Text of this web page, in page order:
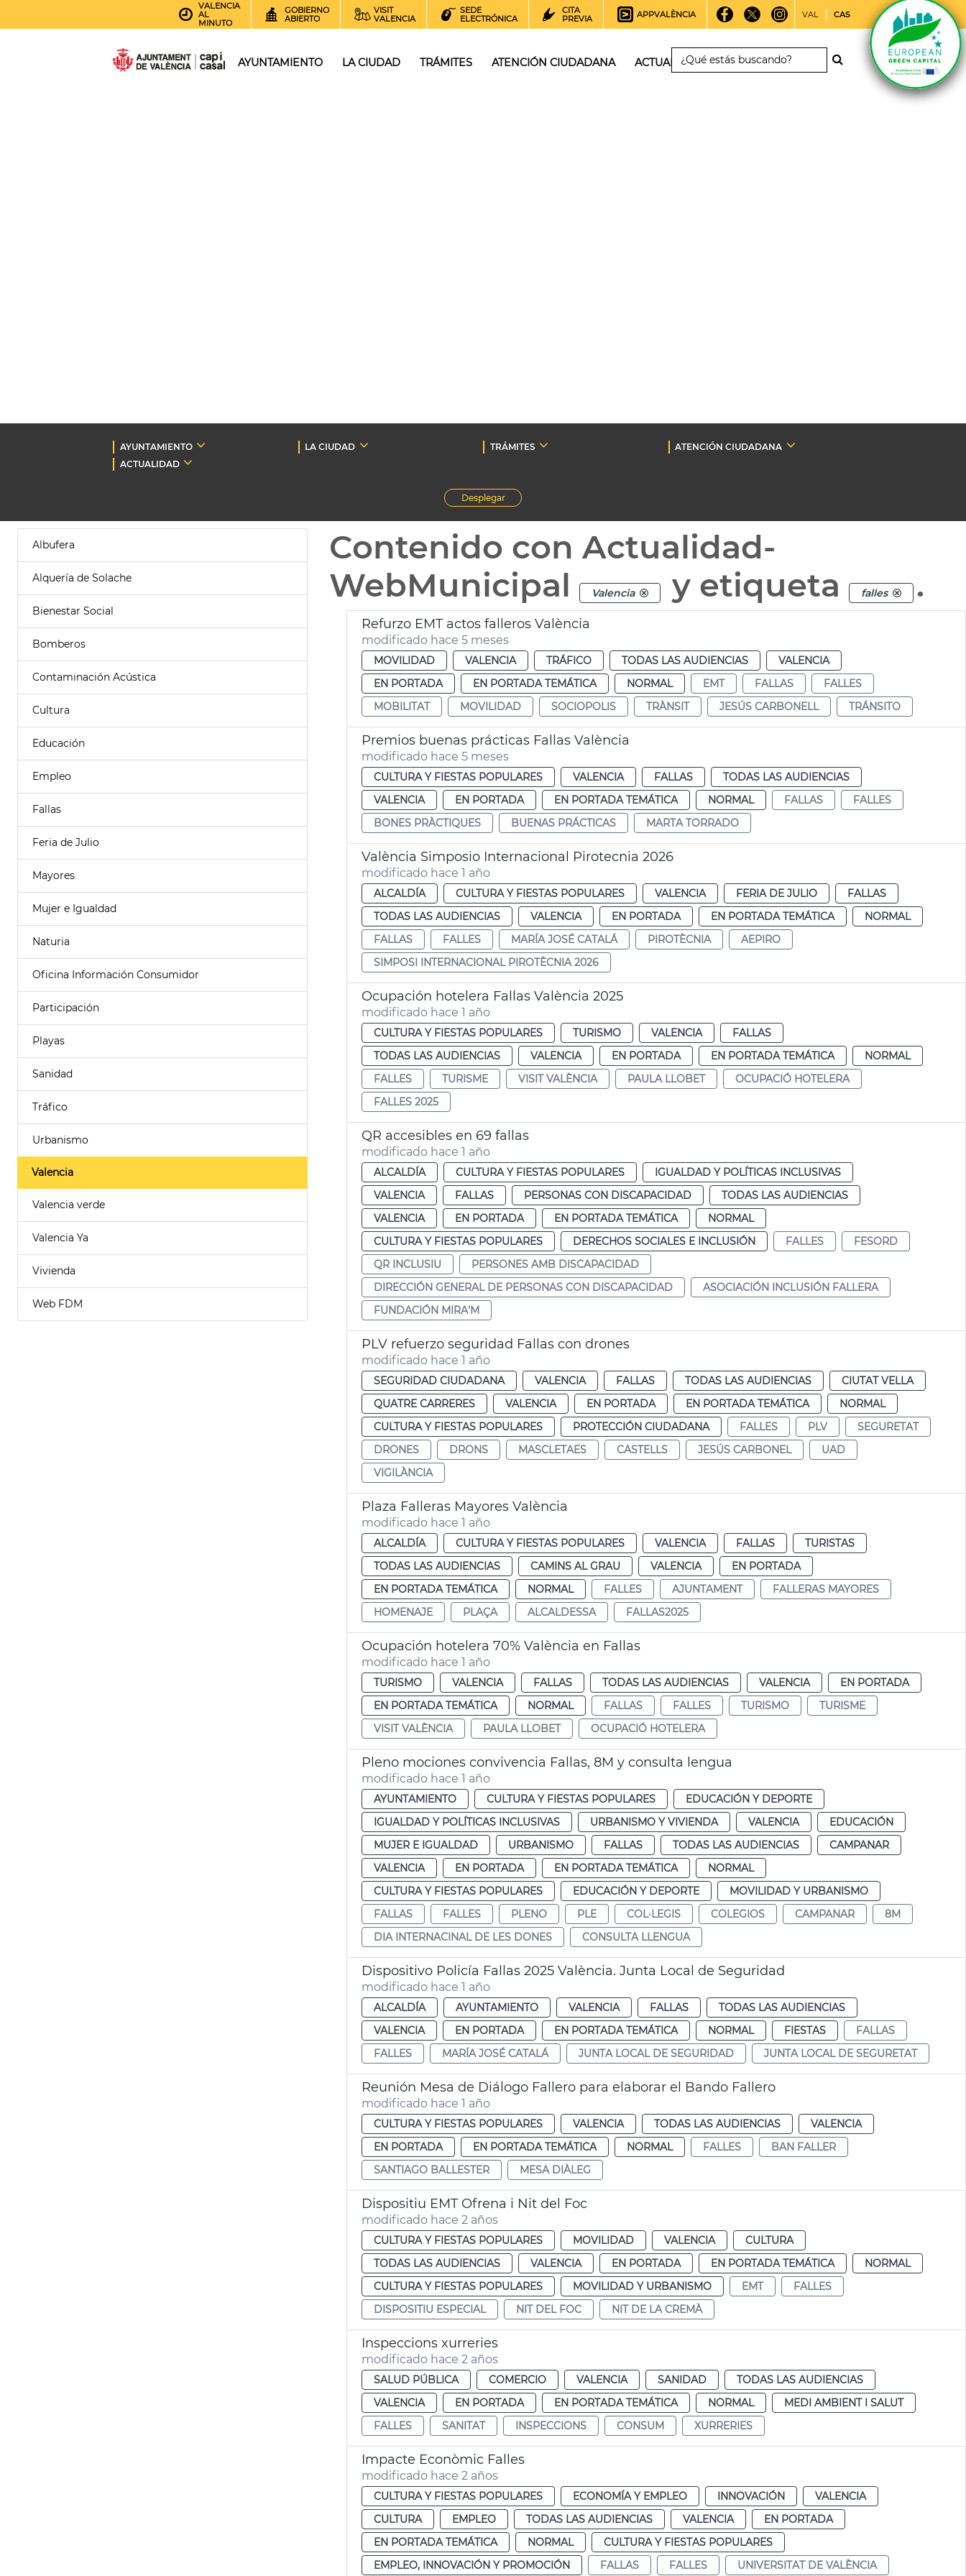
VALENCIA
AL
MINUTO
GOBIERNO
ABIERTO
VISIT
VALENCIA
SEDE
ELECTRÓNICA
CITA
PREVIA
APPVALÈNCIA VAL CAS
AYUNTAMIENTO LA CIUDAD TRÁMITES ATENCIÓN CIUDADANA ACTUALIDAD
AYUNTAMIENTO LA CIUDAD TRÁMITES
ATENCIÓN CIUDADANA
ACTUALIDAD
Desplegar
Albufera
Alquería de Solache
Bienestar Social
Bomberos
Contaminación Acústica
Cultura
Educación
Empleo
Fallas
Feria de Julio
Mayores
Mujer e Igualdad
Naturia
Oficina Información Consumidor
Participación
Playas
Sanidad
Tráfico
Urbanismo
Valencia
Valencia verde
Valencia Ya
Vivienda
Web FDM
Contenido con Actualidad-
WebMunicipal
Valencia y etiqueta falles .
Refurzo EMT actos falleros València
modificado hace 5 meses
MOVILIDAD VALENCIA TRÁFICO TODAS LAS AUDIENCIAS
VALENCIA
EN PORTADA
EN PORTADA TEMÁTICA NORMAL EMT FALLAS
FALLES
MOBILITAT
MOVILIDAD SOCIOPOLIS TRÀNSIT JESÚS CARBONELL TRÁNSITO
Premios buenas prácticas Fallas València
modificado hace 5 meses
CULTURA Y FIESTAS POPULARES VALENCIA FALLAS
TODAS LAS AUDIENCIAS
VALENCIA
EN PORTADA EN PORTADA TEMÁTICA NORMAL FALLAS
FALLES
BONES PRÀCTIQUES
BUENAS PRÁCTICAS MARTA TORRADO
València Simposio Internacional Pirotecnia 2026
modificado hace 1 año
ALCALDÍA CULTURA Y FIESTAS POPULARES VALENCIA FERIA DE JULIO
FALLAS
TODAS LAS AUDIENCIAS
VALENCIA EN PORTADA EN PORTADA TEMÁTICA
NORMAL
FALLAS
FALLES MARÍA JOSÉ CATALÁ PIROTÈCNIA
AEPIRO
SIMPOSI INTERNACIONAL PIROTÈCNIA 2026
Ocupación hotelera Fallas València 2025
modificado hace 1 año
CULTURA Y FIESTAS POPULARES TURISMO VALENCIA
FALLAS
TODAS LAS AUDIENCIAS
VALENCIA EN PORTADA EN PORTADA TEMÁTICA
NORMAL
FALLES
TURISME VISIT VALÈNCIA PAULA LLOBET
OCUPACIÓ HOTELERA
FALLES 2025
QR accesibles en 69 fallas
modificado hace 1 año
ALCALDÍA CULTURA Y FIESTAS POPULARES
IGUALDAD Y POLÍTICAS INCLUSIVAS
VALENCIA
FALLAS PERSONAS CON DISCAPACIDAD
TODAS LAS AUDIENCIAS
VALENCIA
EN PORTADA EN PORTADA TEMÁTICA
NORMAL
CULTURA Y FIESTAS POPULARES
DERECHOS SOCIALES E INCLUSIÓN FALLES
FESORD
QR INCLUSIU
PERSONES AMB DISCAPACIDAD
DIRECCIÓN GENERAL DE PERSONAS CON DISCAPACIDAD
ASOCIACIÓN INCLUSIÓN FALLERA
FUNDACIÓN MIRA’M
PLV refuerzo seguridad Fallas con drones
modificado hace 1 año
SEGURIDAD CIUDADANA VALENCIA FALLAS TODAS LAS AUDIENCIAS
CIUTAT VELLA
QUATRE CARRERES
VALENCIA EN PORTADA EN PORTADA TEMÁTICA
NORMAL
CULTURA Y FIESTAS POPULARES
PROTECCIÓN CIUDADANA FALLES PLV
SEGURETAT
DRONES
DRONS MASCLETAES CASTELLS JESÚS CARBONEL
UAD
VIGILÀNCIA
Plaza Falleras Mayores València
modificado hace 1 año
ALCALDÍA CULTURA Y FIESTAS POPULARES VALENCIA FALLAS
TURISTAS
TODAS LAS AUDIENCIAS
CAMINS AL GRAU VALENCIA
EN PORTADA
EN PORTADA TEMÁTICA
NORMAL FALLES AJUNTAMENT
FALLERAS MAYORES
HOMENAJE
PLAÇA ALCALDESSA FALLAS2025
Ocupación hotelera 70% València en Fallas
modificado hace 1 año
TURISMO VALENCIA FALLAS TODAS LAS AUDIENCIAS VALENCIA
EN PORTADA
EN PORTADA TEMÁTICA
NORMAL FALLAS FALLES TURISMO
TURISME
VISIT VALÈNCIA
PAULA LLOBET OCUPACIÓ HOTELERA
Pleno mociones convivencia Fallas, 8M y consulta lengua
modificado hace 1 año
AYUNTAMIENTO CULTURA Y FIESTAS POPULARES
EDUCACIÓN Y DEPORTE
IGUALDAD Y POLÍTICAS INCLUSIVAS
URBANISMO Y VIVIENDA VALENCIA
EDUCACIÓN
MUJER E IGUALDAD
URBANISMO FALLAS TODAS LAS AUDIENCIAS
CAMPANAR
VALENCIA
EN PORTADA EN PORTADA TEMÁTICA
NORMAL
CULTURA Y FIESTAS POPULARES
EDUCACIÓN Y DEPORTE
MOVILIDAD Y URBANISMO
FALLAS
FALLES PLENO PLE COL·LEGIS COLEGIOS CAMPANAR
8M
DIA INTERNACINAL DE LES DONES
CONSULTA LLENGUA
Dispositivo Policía Fallas 2025 València. Junta Local de Seguridad
modificado hace 1 año
ALCALDÍA AYUNTAMIENTO VALENCIA FALLAS
TODAS LAS AUDIENCIAS
VALENCIA
EN PORTADA EN PORTADA TEMÁTICA NORMAL FIESTAS
FALLAS
FALLES
MARÍA JOSÉ CATALÁ JUNTA LOCAL DE SEGURIDAD JUNTA LOCAL DE SEGURETAT
Reunión Mesa de Diálogo Fallero para elaborar el Bando Fallero
modificado hace 1 año
CULTURA Y FIESTAS POPULARES VALENCIA TODAS LAS AUDIENCIAS
VALENCIA
EN PORTADA
EN PORTADA TEMÁTICA NORMAL FALLES
BAN FALLER
SANTIAGO BALLESTER
MESA DIÀLEG
Dispositiu EMT Ofrena i Nit del Foc
modificado hace 2 años
CULTURA Y FIESTAS POPULARES MOVILIDAD VALENCIA
CULTURA
TODAS LAS AUDIENCIAS
VALENCIA EN PORTADA EN PORTADA TEMÁTICA
NORMAL
CULTURA Y FIESTAS POPULARES
MOVILIDAD Y URBANISMO EMT
FALLES
DISPOSITIU ESPECIAL
NIT DEL FOC NIT DE LA CREMÀ
Inspeccions xurreries
modificado hace 2 años
SALUD PÚBLICA COMERCIO VALENCIA SANIDAD
TODAS LAS AUDIENCIAS
VALENCIA
EN PORTADA EN PORTADA TEMÁTICA NORMAL
MEDI AMBIENT I SALUT
FALLES
SANITAT INSPECCIONS CONSUM XURRERIES
Impacte Econòmic Falles
modificado hace 2 años
CULTURA Y FIESTAS POPULARES ECONOMÍA Y EMPLEO INNOVACIÓN
VALENCIA
CULTURA
EMPLEO TODAS LAS AUDIENCIAS VALENCIA
EN PORTADA
EN PORTADA TEMÁTICA
NORMAL
CULTURA Y FIESTAS POPULARES
EMPLEO, INNOVACIÓN Y PROMOCIÓN
FALLAS FALLES UNIVERSITAT DE VALÈNCIA